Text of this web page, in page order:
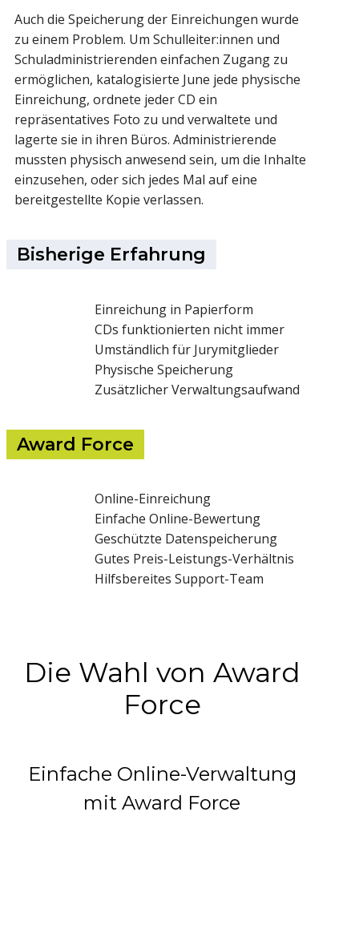
Auch die Speicherung der Einreichungen wurde
zu einem Problem. Um Schulleiter:innen und
Schuladministrierenden einfachen Zugang zu
ermöglichen, katalogisierte June jede physische
Einreichung, ordnete jeder CD ein
repräsentatives Foto zu und verwaltete und
lagerte sie in ihren Büros. Administrierende
mussten physisch anwesend sein, um die Inhalte
einzusehen, oder sich jedes Mal auf eine
bereitgestellte Kopie verlassen.
Bisherige Erfahrung
Einreichung in Papierform
CDs funktionierten nicht immer
Umständlich für Jurymitglieder
Physische Speicherung
Zusätzlicher Verwaltungsaufwand
Award Force
Online-Einreichung
Einfache Online-Bewertung
Geschützte Datenspeicherung
Gutes Preis-Leistungs-Verhältnis
Hilfsbereites Support-Team
Die Wahl von Award
Force
Einfache Online-Verwaltung
mit Award Force